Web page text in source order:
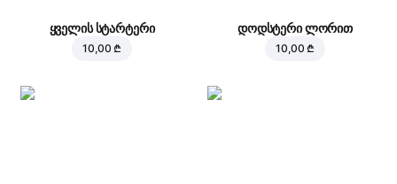
ყველის სტარტერი
10,00 ₾
დოდსტერი ლორით
10,00 ₾